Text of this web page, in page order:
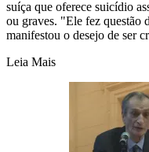
suíça que oferece suicídio
ou graves. "Ele fez questão
manifestou o desejo de ser
Leia Mais